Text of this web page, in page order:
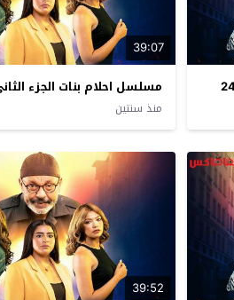
39:07
مسلسل احلام بنات الجزء الثاني
منذ سنتين
39:52